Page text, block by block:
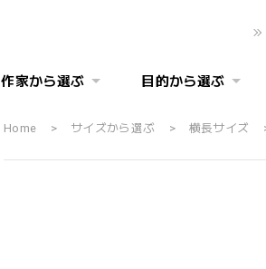
作家から選ぶ 目的から選ぶ
Home サイズから選ぶ 横長サイズ